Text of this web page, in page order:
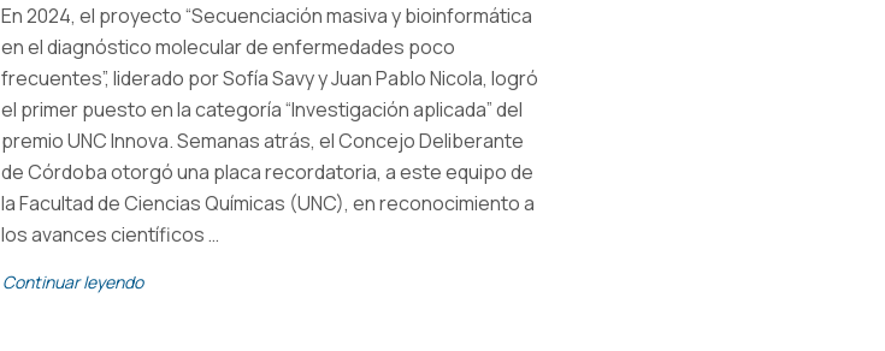
En 2024, el proyecto “Secuenciación masiva y bioinformática
en el diagnóstico molecular de enfermedades poco
frecuentes”, liderado por Sofía Savy y Juan Pablo Nicola, logró
el primer puesto en la categoría “Investigación aplicada” del
premio UNC Innova. Semanas atrás, el Concejo Deliberante
de Córdoba otorgó una placa recordatoria, a este equipo de
la Facultad de Ciencias Químicas (UNC), en reconocimiento a
los avances científicos …
Continuar leyendo